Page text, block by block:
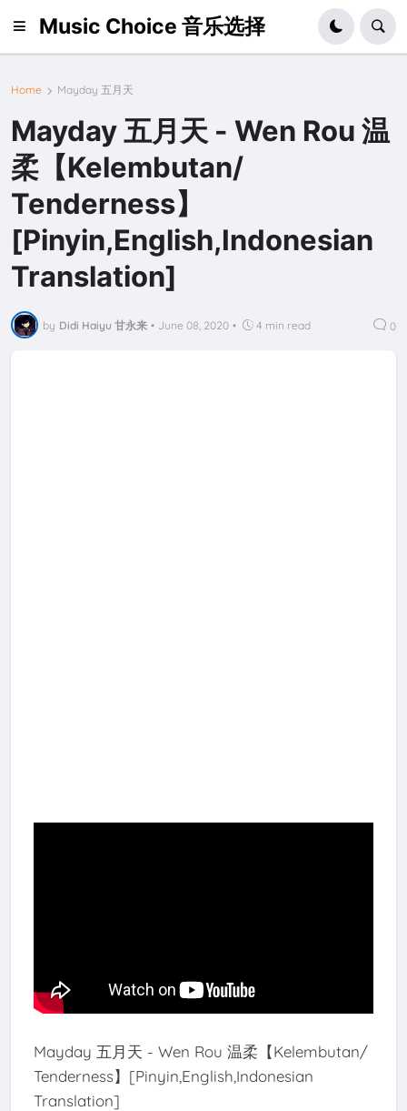
Music Choice 音乐选择
Home Mayday 五月天
Mayday 五月天 - Wen Rou 温
柔【Kelembutan/
Tenderness】
[Pinyin,English,Indonesian
Translation]
by Didi Haiyu 甘永来 • June 08, 2020 • 4 min read 0
Mayday 五月天 - Wen Rou 温柔【Kelembutan/
Tenderness】[Pinyin,English,Indonesian
Translation]